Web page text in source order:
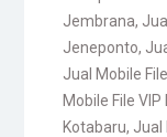
Jembrana,
Jeneponto,
Jual Mobile
Mobile File
Kotabaru, Jual